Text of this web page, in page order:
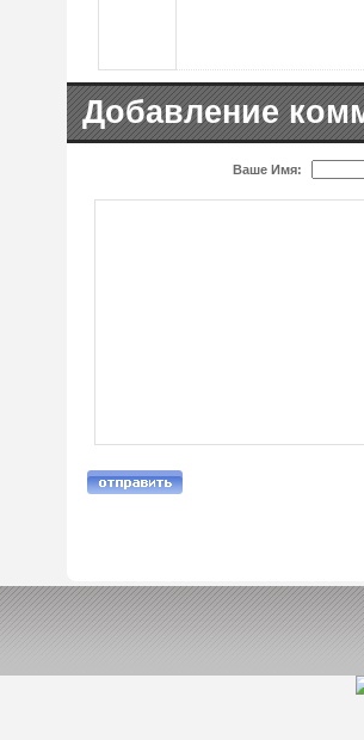
Добавление
Ваше Имя: